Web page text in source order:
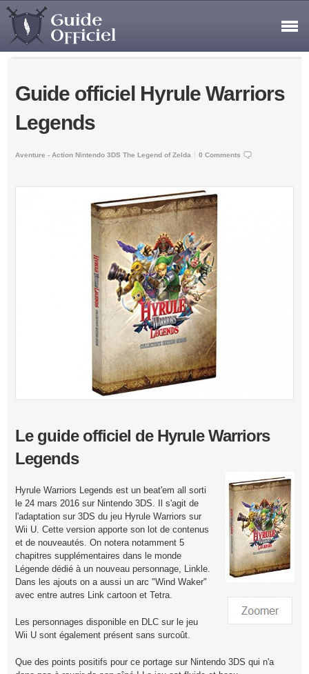
Guide officiel Hyrule Warriors
Legends
Aventure - Action Nintendo 3DS The Legend of Zelda 0 Comments
Le guide officiel de Hyrule Warriors
Legends
Hyrule Warriors Legends est un beat'em all sorti
le 24 mars 2016 sur Nintendo 3DS. Il s'agit de
l'adaptation sur 3DS du jeu Hyrule Warriors sur
Wii U. Cette version apporte son lot de contenus
et de nouveautés. On notera notamment 5
chapitres supplémentaires dans le monde
Légende dédié à un nouveau personnage, Linkle.
Dans les ajouts on a aussi un arc "Wind Waker"
avec entre autres Link cartoon et Tetra.
Les personnages disponible en DLC sur le jeu
Wii U sont également présent sans surcoût.
Que des points positifs pour ce portage sur Nintendo 3DS qui n'a